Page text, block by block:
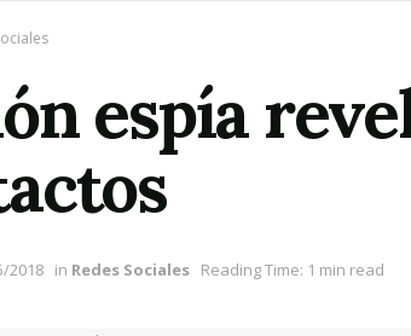
espía
2018 in Redes Sociales Reading Time: 1 min read